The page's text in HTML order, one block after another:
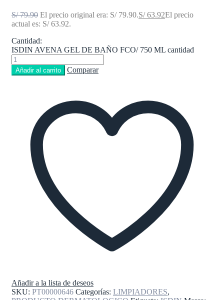
S/79.90 El precio original era: S/ 79.90.S/63.92El precio
actual es: S/ 63.92.
Cantidad:
ISDIN AVENA GEL DE BAÑO FCO/ 750 ML cantidad
Añadir al carrito Comparar
Añadir a la lista de deseos
SKU: PT00000646 Categorías: LIMPIADORES,